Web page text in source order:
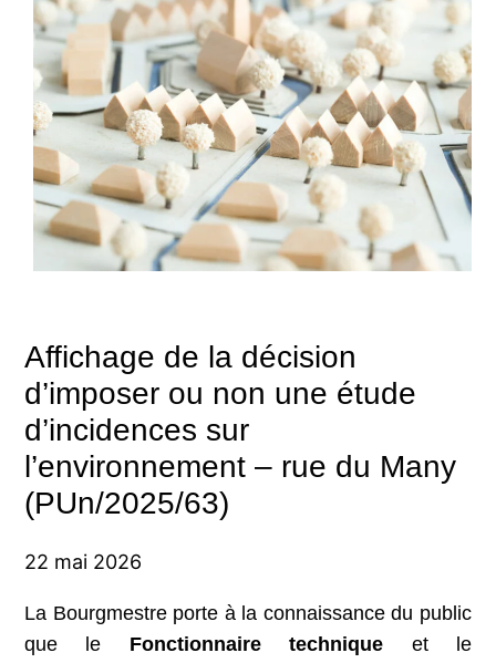
Affichage de la décision
d’imposer ou non une étude
d’incidences sur
l’environnement – rue du Many
(PUn/2025/63)
22 mai 2026
La Bourgmestre porte à la connaissance du public
que le Fonctionnaire technique et le